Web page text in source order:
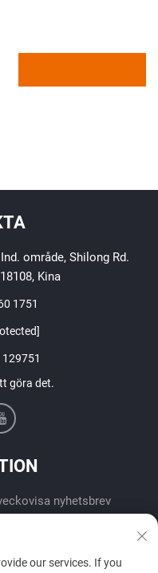
område, Shilong Rd.
Kina
1751
göra det.
nyhetsbrev
our services. If you